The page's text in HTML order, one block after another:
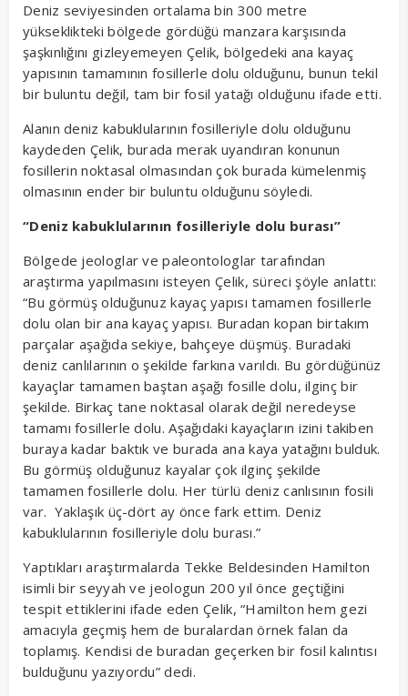
Deniz seviyesinden ortalama bin 300 metre
yükseklikteki bölgede gördüğü manzara karşısında
şaşkınlığını gizleyemeyen Çelik, bölgedeki ana kayaç
yapısının tamamının fosillerle dolu olduğunu, bunun tekil
bir buluntu değil, tam bir fosil yatağı olduğunu ifade etti.
Alanın deniz kabuklularının fosilleriyle dolu olduğunu
kaydeden Çelik, burada merak uyandıran konunun
fosillerin noktasal olmasından çok burada kümelenmiş
olmasının ender bir buluntu olduğunu söyledi.
“Deniz kabuklularının fosilleriyle dolu burası”
Bölgede jeologlar ve paleontologlar tarafından
araştırma yapılmasını isteyen Çelik, süreci şöyle anlattı:
“Bu görmüş olduğunuz kayaç yapısı tamamen fosillerle
dolu olan bir ana kayaç yapısı. Buradan kopan birtakım
parçalar aşağıda sekiye, bahçeye düşmüş. Buradaki
deniz canlılarının o şekilde farkına varıldı. Bu gördüğünüz
kayaçlar tamamen baştan aşağı fosille dolu, ilginç bir
şekilde. Birkaç tane noktasal olarak değil neredeyse
tamamı fosillerle dolu. Aşağıdaki kayaçların izini takiben
buraya kadar baktık ve burada ana kaya yatağını bulduk.
Bu görmüş olduğunuz kayalar çok ilginç şekilde
tamamen fosillerle dolu. Her türlü deniz canlısının fosili
var. Yaklaşık üç-dört ay önce fark ettim. Deniz
kabuklularının fosilleriyle dolu burası.”
Yaptıkları araştırmalarda Tekke Beldesinden Hamilton
isimli bir seyyah ve jeologun 200 yıl önce geçtiğini
tespit ettiklerini ifade eden Çelik, “Hamilton hem gezi
amacıyla geçmiş hem de buralardan örnek falan da
toplamış. Kendisi de buradan geçerken bir fosil kalıntısı
bulduğunu yazıyordu” dedi.